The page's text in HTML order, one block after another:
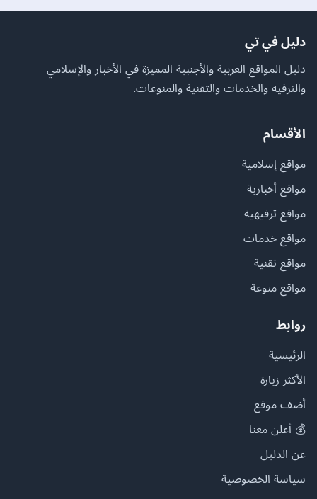
دليل في تي
دليل المواقع العربية والأجنبية المميزة في الأخبار والإسلامي
والترفيه والخدمات والتقنية والمنوعات.
الأقسام
مواقع إسلامية
مواقع أخبارية
مواقع ترفيهية
مواقع خدمات
مواقع تقنية
مواقع منوعة
روابط
الرئيسية
الأكثر زيارة
أضف موقع
💰 أعلن معنا
عن الدليل
سياسة الخصوصية